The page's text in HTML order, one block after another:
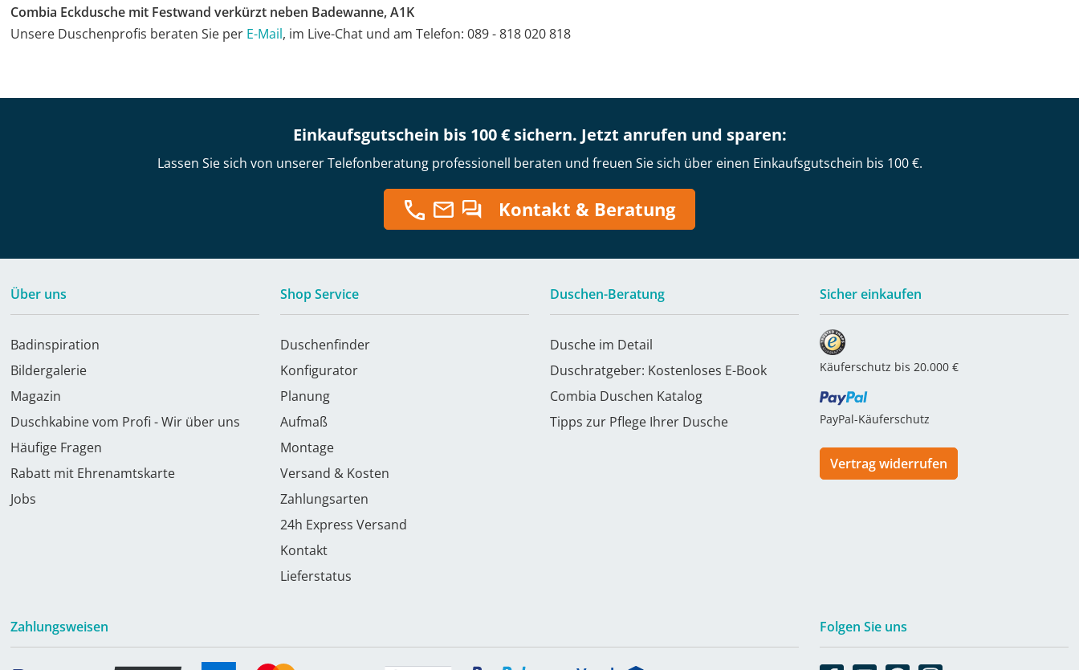
Combia Eckdusche mit Festwand verkürzt neben Badewanne, A1K
Unsere Duschenprofis beraten Sie per E-Mail, im Live-Chat und am Telefon: 089 - 818 020 818
Einkaufsgutschein bis 100 € sichern. Jetzt anrufen und sparen:
Lassen Sie sich von unserer Telefonberatung professionell beraten und freuen Sie sich über einen Einkaufsgutschein bis 100 €.
Kontakt & Beratung
Über uns
Badinspiration
Bildergalerie
Magazin
Duschkabine vom Profi - Wir über uns
Häufige Fragen
Rabatt mit Ehrenamtskarte
Jobs
Shop Service
Duschenfinder
Konfigurator
Planung
Aufmaß
Montage
Versand & Kosten
Zahlungsarten
24h Express Versand
Kontakt
Lieferstatus
Duschen-Beratung
Dusche im Detail
Duschratgeber: Kostenloses E-Book
Combia Duschen Katalog
Tipps zur Pflege Ihrer Dusche
Sicher einkaufen
Käuferschutz bis 20.000 €
PayPal-Käuferschutz
Vertrag widerrufen
Zahlungsweisen Folgen Sie uns